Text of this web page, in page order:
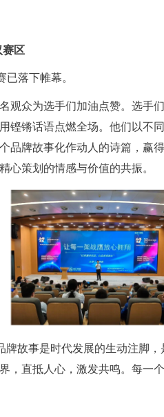
区
落下帷幕。
观众为选手们加油点赞。选手
铿锵话语点燃全场。他们以不
品牌故事化作动人的诗篇，赢
策划的情感与价值的共振。
故事是时代发展的生动注脚
，直抵人心，激发共鸣。每一